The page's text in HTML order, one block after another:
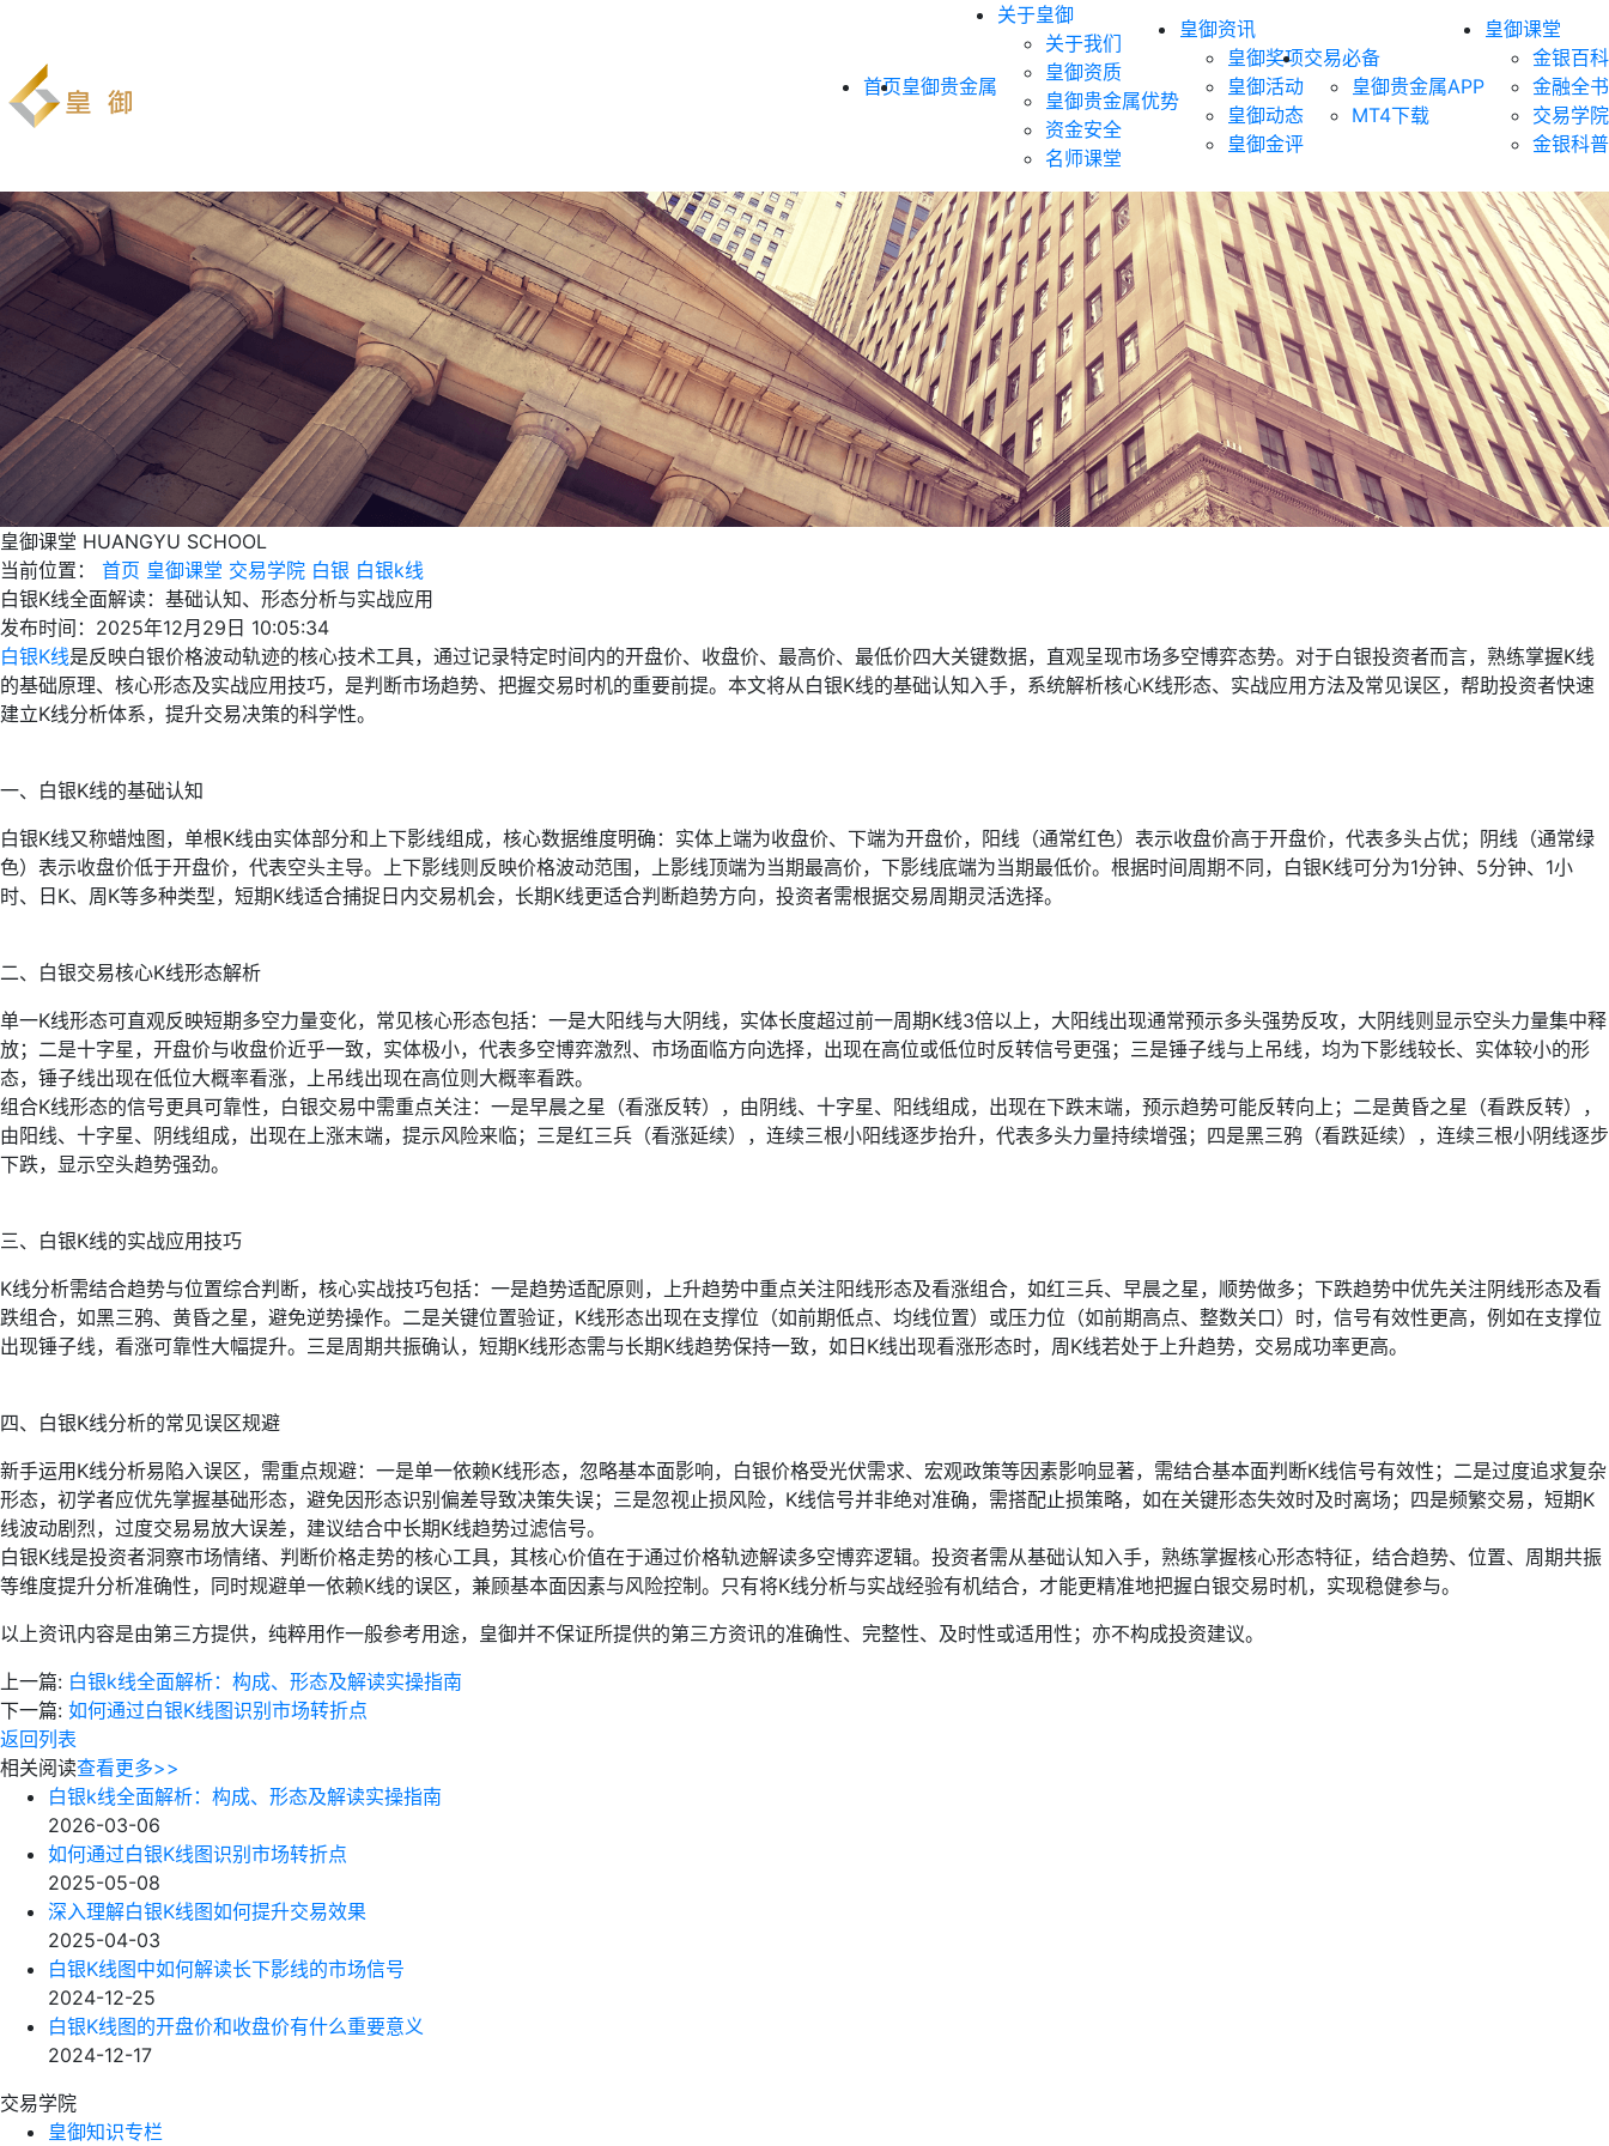
首页皇御贵金属
关于皇御
关于我们
皇御资质
皇御贵金属优势
资金安全
名师课堂
皇御资讯
皇御奖项
皇御活动
皇御动态
皇御金评
交易必备
皇御贵金属APP
MT4下载
皇御课堂
金银百科
金融全书
交易学院
金银科普
皇御课堂 HUANGYU SCHOOL
当前位置：
首页 皇御课堂 交易学院 白银 白银k线
白银K线全面解读：基础认知、形态分析与实战应用
发布时间：2025年12月29日 10:05:34
白银K线是反映白银价格波动轨迹的核心技术工具，通过记录特定时间内的开盘价、收盘价、最高价、最低价四大关键数据，直观呈现市场多空博弈态势。对于白银投资者而言，熟练掌握K线
的基础原理、核心形态及实战应用技巧，是判断市场趋势、把握交易时机的重要前提。本文将从白银K线的基础认知入手，系统解析核心K线形态、实战应用方法及常见误区，帮助投资者快速
建立K线分析体系，提升交易决策的科学性。
一、白银K线的基础认知
白银K线又称蜡烛图，单根K线由实体部分和上下影线组成，核心数据维度明确：实体上端为收盘价、下端为开盘价，阳线（通常红色）表示收盘价高于开盘价，代表多头占优；阴线（通常绿
色）表示收盘价低于开盘价，代表空头主导。上下影线则反映价格波动范围，上影线顶端为当期最高价，下影线底端为当期最低价。根据时间周期不同，白银K线可分为1分钟、5分钟、1小
时、日K、周K等多种类型，短期K线适合捕捉日内交易机会，长期K线更适合判断趋势方向，投资者需根据交易周期灵活选择。
二、白银交易核心K线形态解析
单一K线形态可直观反映短期多空力量变化，常见核心形态包括：一是大阳线与大阴线，实体长度超过前一周期K线3倍以上，大阳线出现通常预示多头强势反攻，大阴线则显示空头力量集中释
放；二是十字星，开盘价与收盘价近乎一致，实体极小，代表多空博弈激烈、市场面临方向选择，出现在高位或低位时反转信号更强；三是锤子线与上吊线，均为下影线较长、实体较小的形
态，锤子线出现在低位大概率看涨，上吊线出现在高位则大概率看跌。
组合K线形态的信号更具可靠性，白银交易中需重点关注：一是早晨之星（看涨反转），由阴线、十字星、阳线组成，出现在下跌末端，预示趋势可能反转向上；二是黄昏之星（看跌反转），
由阳线、十字星、阴线组成，出现在上涨末端，提示风险来临；三是红三兵（看涨延续），连续三根小阳线逐步抬升，代表多头力量持续增强；四是黑三鸦（看跌延续），连续三根小阴线逐步
下跌，显示空头趋势强劲。
三、白银K线的实战应用技巧
K线分析需结合趋势与位置综合判断，核心实战技巧包括：一是趋势适配原则，上升趋势中重点关注阳线形态及看涨组合，如红三兵、早晨之星，顺势做多；下跌趋势中优先关注阴线形态及看
跌组合，如黑三鸦、黄昏之星，避免逆势操作。二是关键位置验证，K线形态出现在支撑位（如前期低点、均线位置）或压力位（如前期高点、整数关口）时，信号有效性更高，例如在支撑位
出现锤子线，看涨可靠性大幅提升。三是周期共振确认，短期K线形态需与长期K线趋势保持一致，如日K线出现看涨形态时，周K线若处于上升趋势，交易成功率更高。
四、白银K线分析的常见误区规避
新手运用K线分析易陷入误区，需重点规避：一是单一依赖K线形态，忽略基本面影响，白银价格受光伏需求、宏观政策等因素影响显著，需结合基本面判断K线信号有效性；二是过度追求复杂
形态，初学者应优先掌握基础形态，避免因形态识别偏差导致决策失误；三是忽视止损风险，K线信号并非绝对准确，需搭配止损策略，如在关键形态失效时及时离场；四是频繁交易，短期K
线波动剧烈，过度交易易放大误差，建议结合中长期K线趋势过滤信号。
白银K线是投资者洞察市场情绪、判断价格走势的核心工具，其核心价值在于通过价格轨迹解读多空博弈逻辑。投资者需从基础认知入手，熟练掌握核心形态特征，结合趋势、位置、周期共振
等维度提升分析准确性，同时规避单一依赖K线的误区，兼顾基本面因素与风险控制。只有将K线分析与实战经验有机结合，才能更精准地把握白银交易时机，实现稳健参与。
以上资讯内容是由第三方提供，纯粹用作一般参考用途，皇御并不保证所提供的第三方资讯的准确性、完整性、及时性或适用性；亦不构成投资建议。
上一篇: 白银k线全面解析：构成、形态及解读实操指南
下一篇: 如何通过白银K线图识别市场转折点
返回列表
相关阅读查看更多>>
白银k线全面解析：构成、形态及解读实操指南
2026-03-06
如何通过白银K线图识别市场转折点
2025-05-08
深入理解白银K线图如何提升交易效果
2025-04-03
白银K线图中如何解读长下影线的市场信号
2024-12-25
白银K线图的开盘价和收盘价有什么重要意义
2024-12-17
交易学院
皇御知识专栏